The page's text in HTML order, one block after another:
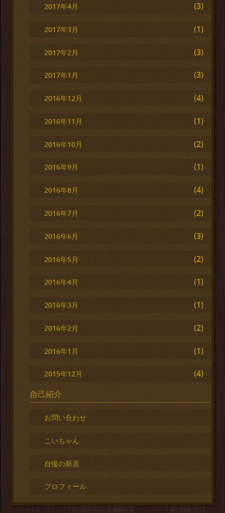
2017年4月 (3)
2017年3月 (1)
2017年2月 (3)
2017年1月 (3)
2016年12月 (4)
2016年11月 (1)
2016年10月 (2)
2016年9月 (1)
2016年8月 (4)
2016年7月 (2)
2016年6月 (3)
2016年5月 (2)
2016年4月 (1)
2016年3月 (1)
2016年2月 (2)
2016年1月 (1)
2015年12月
(4)
自己紹介
お問い合わせ
こいちゃん
自慢の新居
プロフィール